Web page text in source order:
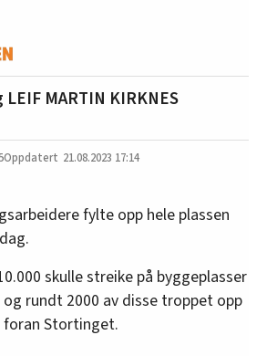
MARTIN KIRKNES
21.08.2023 17:14
fylte opp hele plassen
skulle streike på byggeplasser
rundt 2000 av disse troppet opp
foran Stortinget.